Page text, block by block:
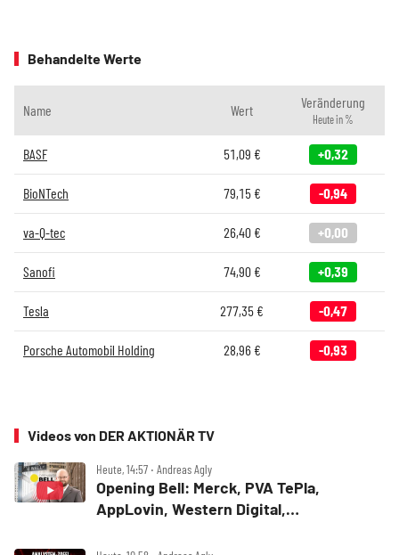
Behandelte Werte
Name Wert Veränderung
Heute in %
BASF 51,09 € +0,32
BioNTech 79,15€ -0,94
va-Q-tec 26,40€ +0,00
Sanofi 74,90€ +0,39
Tesla 277,35 € -0,47
Porsche Automobil Holding 28,96€ -0,93
Videos von DER AKTIONÄR TV
Heute, 14:57 ‧ Andreas Agly
Opening Bell: Merck, PVA TePla,
AppLovin, Western Digital,